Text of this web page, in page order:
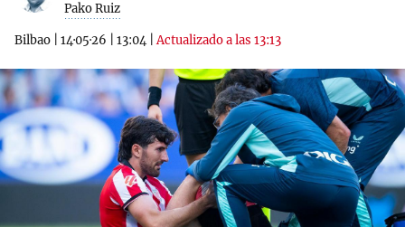
Pako Ruiz
Bilbao 14·05·26 13:04 |Actualizado a las 13:13